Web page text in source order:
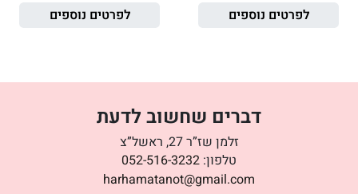
לפרטים נוספים
לפרטים נוספים
דברים שחשוב לדעת
זלמן שז”ר 27, ראשל”צ
טלפון: 052-516-3232
harhamatanot@gmail.com